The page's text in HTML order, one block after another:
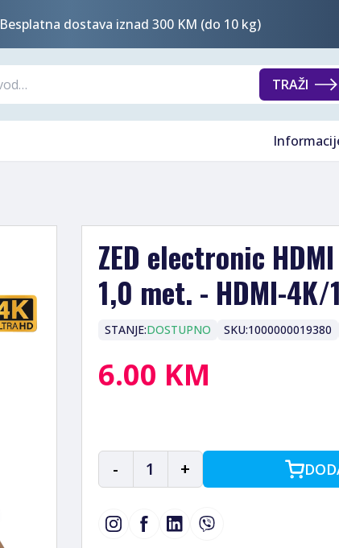
Besplatna dostava iznad 300 KM (do 10 kg)
TRAŽI
ZED electronic
1,0 met. - HDMI-4K/
STANJE:DOSTUPNO SKU:1000000019380
6.00 KM
- 1 +